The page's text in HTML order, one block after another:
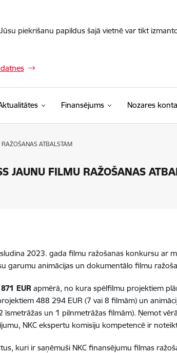
piekrišanu papildus šajā vietnē var tikt
Finansējums Nozares
ATBALSTAM
JAUNU FILMU RAŽOŠANAS
2023. gada filmu ražošanas konkursu ar
garumu animācijas un dokumentālo filmu
EUR apmērā, no kura spēlfilmu projektiem
488 294 EUR (7 vai 8 filmām) un
īsmetrāžas un 1 pilnmetrāžas filmām). Ņemot
NKC ekspertu komisiju kompetencē ir
kuri ir saņēmuši NKC finansējumu filmas